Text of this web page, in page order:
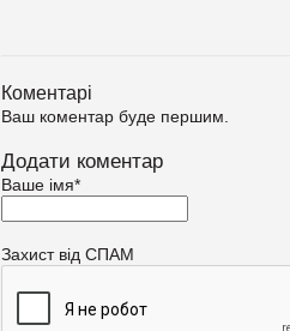
Коментарі
Ваш коментар буде першим.
Додати коментар
Ваше імя*
Захист від СПАМ